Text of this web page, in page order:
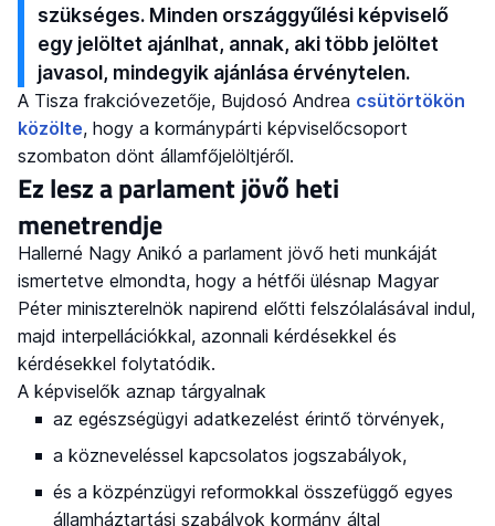
szükséges. Minden országgyűlési képviselő
egy jelöltet ajánlhat, annak, aki több jelöltet
javasol, mindegyik ajánlása érvénytelen.
A Tisza frakcióvezetője, Bujdosó Andrea csütörtökön
közölte, hogy a kormánypárti képviselőcsoport
szombaton dönt államfőjelöltjéről.
Ez lesz a parlament jövő heti
menetrendje
Hallerné Nagy Anikó a parlament jövő heti munkáját
ismertetve elmondta, hogy a hétfői ülésnap Magyar
Péter miniszterelnök napirend előtti felszólalásával indul,
majd interpellációkkal, azonnali kérdésekkel és
kérdésekkel folytatódik.
A képviselők aznap tárgyalnak
az egészségügyi adatkezelést érintő törvények,
a közneveléssel kapcsolatos jogszabályok,
és a közpénzügyi reformokkal összefüggő egyes
államháztartási szabályok kormány által